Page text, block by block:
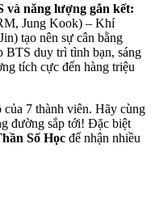
và năng lượng gắn kết:
Jung Kook) – Khí
tạo nên sự cân bằng
BTS duy trì tình bạn, sáng
tích cực đến hàng triệu
7 thành viên. Hãy cùng
đường sắp tới! Đặc biệt
Số Học để nhận nhiều